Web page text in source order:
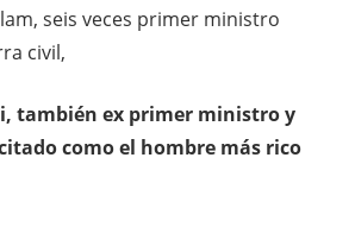
seis veces primer ministro
civil,
también ex primer ministro y
como el hombre más rico